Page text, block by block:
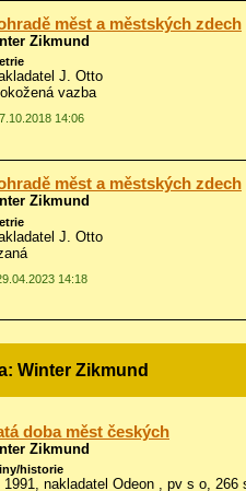
měst a městských zdech
Zikmund
J. Otto
vazba
14:06
měst a městských zdech
Zikmund
J. Otto
14:18
Winter Zikmund
doba měst českých
Zikmund
historie
1991, nakladatel Odeon , pv s o, 266